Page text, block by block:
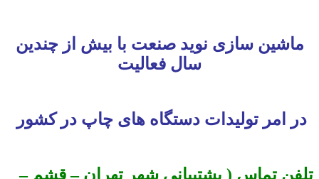
ماشین سازی نوید صنعت با بیش از چندین
سال فعالیت
در امر تولیدات دستگاه های چاپ در کشور
تلفن تماس ( پشتیبانی شهر تهران – قشم –